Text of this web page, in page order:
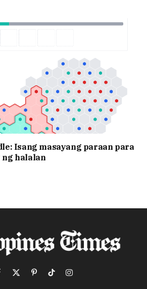
Isang masayang paraan para
halalan
X
PinterestTikTokInstagram